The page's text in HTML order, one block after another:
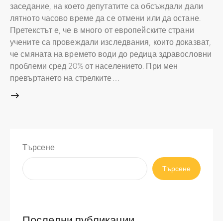
заседание, на което депутатите са обсъждали дали
лятното часово време да се отмени или да остане.
Претекстът е, че в много от европейските страни
учените са провеждали изследвания, които доказват,
че смяната на времето води до редица здравословни
проблеми сред 20% от населението. При мен
превъртането на стрелките…
Търсене
Търсене